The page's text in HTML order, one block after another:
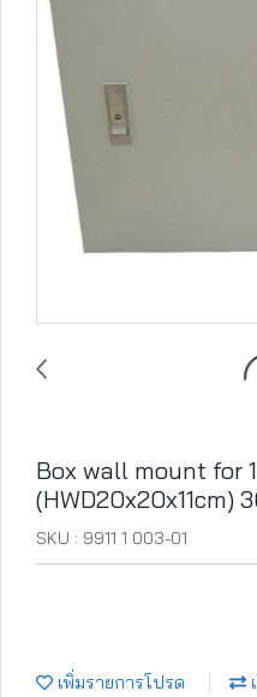
Box wall mount for
(HWD20x20x11cm)
SKU : 9911 1 003-01
เพิ่มรายการโปรด